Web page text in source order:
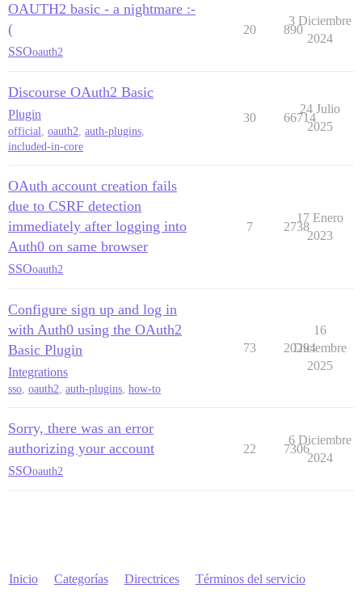
OAUTH2 basic - a nightmare :-
(
SSOoauth2
20 890
3 Diciembre
2024
Discourse OAuth2 Basic
Plugin
official, oauth2, auth-plugins,
included-in-core
30 66714
24 Julio
2025
OAuth account creation fails
due to CSRF detection
immediately after logging into
Auth0 on same browser
SSOoauth2
7 2738
17 Enero
2023
Configure sign up and log in
with Auth0 using the OAuth2
Basic Plugin
Integrations
sso, oauth2, auth-plugins, how-to
73 20294
16
Diciembre
2025
Sorry, there was an error
authorizing your account
SSOoauth2
22 7306
6 Diciembre
2024
Inicio Categorías Directrices Términos del servicio